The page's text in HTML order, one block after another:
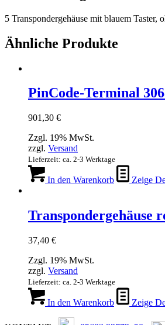
5 Transpon­derge­häuse mit blauem Taster,
Ähnliche Produkte
PinCode-Terminal
901,30 €
Zzgl. 19% MwSt.
zzgl. Versand
Lieferzeit: ca. 2-3 Werktage
In den Warenkorb Zeige
Transpondergehäuse
37,40 €
Zzgl. 19% MwSt.
zzgl. Versand
Lieferzeit: ca. 2-3 Werktage
In den Warenkorb Zeige